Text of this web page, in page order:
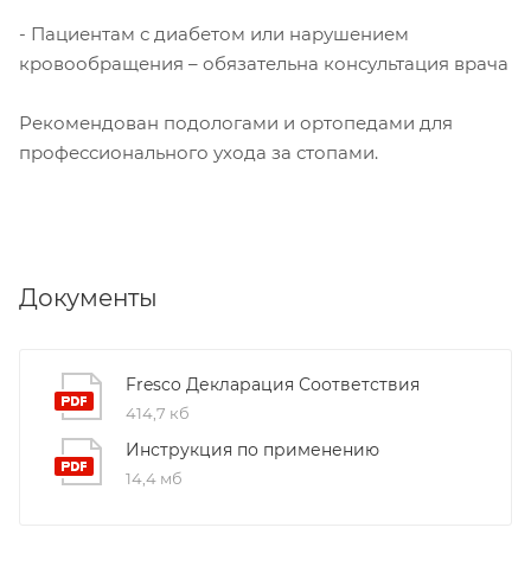
- Пациентам с диабетом или нарушением
кровообращения – обязательна консультация врача
Рекомендован подологами и ортопедами для
профессионального ухода за стопами.
Документы
Fresco Декларация Соответствия
414,7 кб
Инструкция по применению
14,4 мб